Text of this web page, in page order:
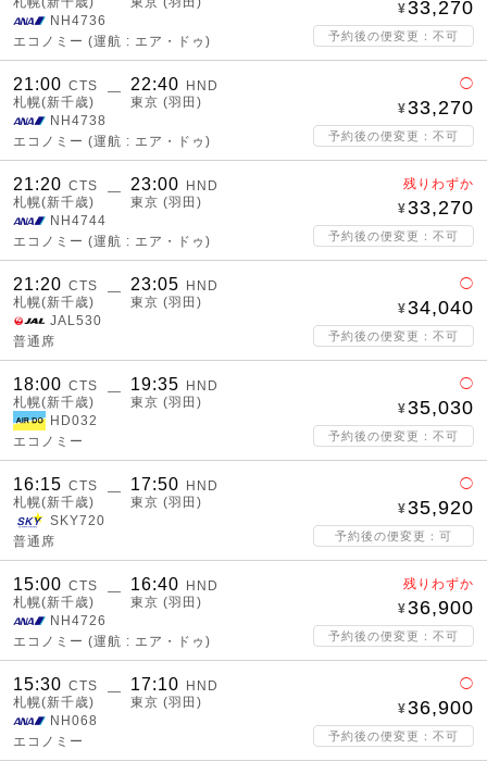
NH4736
エコノミー (運航 : エア・ドゥ)
33,270
予約後の便変更：不可
21:00 CTS
札幌(新千歳)
― 22:40
HND
東京 (羽田)
NH4738
エコノミー (運航 : エア・ドゥ)
◯
33,270
予約後の便変更：不可
21:20 CTS
札幌(新千歳)
― 23:00
HND
東京 (羽田)
NH4744
エコノミー (運航 : エア・ドゥ)
残りわずか
33,270
予約後の便変更：不可
21:20 CTS
札幌(新千歳)
― 23:05
HND
東京 (羽田)
JAL530
普通席
◯
34,040
予約後の便変更：不可
18:00 CTS
札幌(新千歳)
― 19:35
HND
東京 (羽田)
HD032
エコノミー
◯
35,030
予約後の便変更：不可
16:15 CTS
札幌(新千歳)
― 17:50
HND
東京 (羽田)
SKY720
普通席
◯
35,920
予約後の便変更：可
15:00 CTS
札幌(新千歳)
― 16:40
HND
東京 (羽田)
NH4726
エコノミー (運航 : エア・ドゥ)
残りわずか
36,900
予約後の便変更：不可
15:30 CTS
札幌(新千歳)
― 17:10
HND
東京 (羽田)
NH068
エコノミー
◯
36,900
予約後の便変更：不可